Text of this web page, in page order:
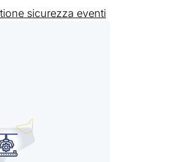
sicurezza eventi